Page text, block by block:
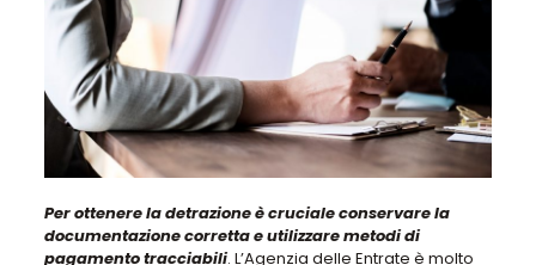
Per ottenere la detrazione è cruciale conservare la
documentazione corretta e utilizzare metodi di
pagamento tracciabili. L’Agenzia delle Entrate è molto